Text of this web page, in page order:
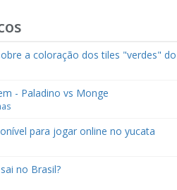
a coloração dos tiles "verdes"
- Paladino vs Monge
para jogar online no yucata
no Brasil?